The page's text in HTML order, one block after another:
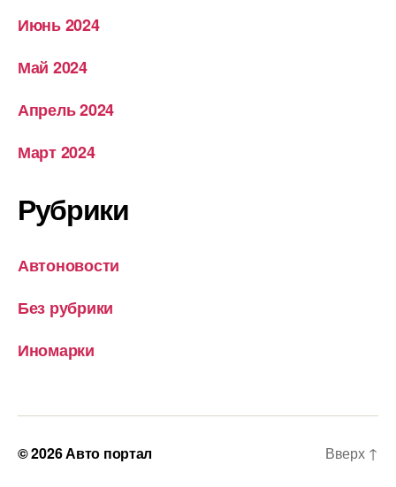
Июнь 2024
Май 2024
Апрель 2024
Март 2024
Рубрики
Автоновости
Без рубрики
Иномарки
© 2026Авто портал Вверх ↑